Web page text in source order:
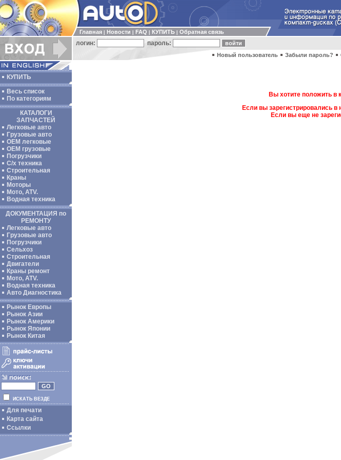
Главная Новости FAQ КУПИТЬ Обратная связь
логин: пароль:
Новый пользователь Забыли пароль?
КУПИТЬ
Весь список
По категориям
КАТАЛОГИ
ЗАПЧАСТЕЙ
Легковые авто
Грузовые авто
ОЕМ легковые
OEM грузовые
Погрузчики
С/х техника
Строительная
Краны
Моторы
Мото, ATV.
Водная техника
ДОКУМЕНТАЦИЯ по
РЕМОНТУ
Легковые авто
Грузовые авто
Погрузчики
Сельхоз
Строительная
Двигатели
Краны ремонт
Мото, ATV.
Водная техника
Авто Диагностика
Рынок Европы
Рынок Азии
Рынок Америки
Рынок Японии
Рынок Китая
ИСКАТЬ ВЕЗДЕ
Для печати
Карта сайта
Ссылки
Вы хотите положить в
Если вы зарегистрировались
Если вы еще не